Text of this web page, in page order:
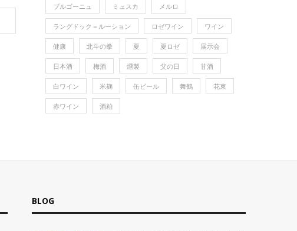
ブルゴーニュ ミュスカ メルロ
ラングドック＝ルーション ロゼワイン ワイン
健康 北斗の拳 夏 夏ロゼ 展示会
日本酒 梅酒 燻製 父の日 甘酒
白ワイン 米麹 缶ビール 舞鶴 花束
赤ワイン 酒粕
BLOG